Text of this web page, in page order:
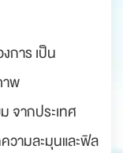
าร เป็น
าพ
จากประเทศ
วามละมุนและฟิล